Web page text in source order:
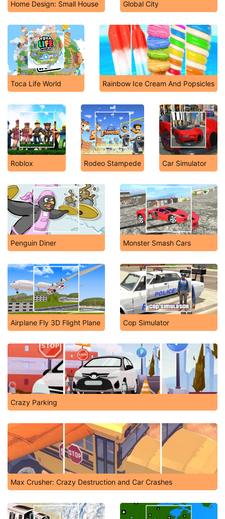
Home Design: Small House Global City
Toca Life World Rainbow Ice Cream And Popsicles
Roblox Rodeo Stampede Car Simulator
Penguin Diner Monster Smash Cars
Airplane Fly 3D Flight Plane Cop Simulator
Crazy Parking
Max Crusher: Crazy Destruction and Car Crashes